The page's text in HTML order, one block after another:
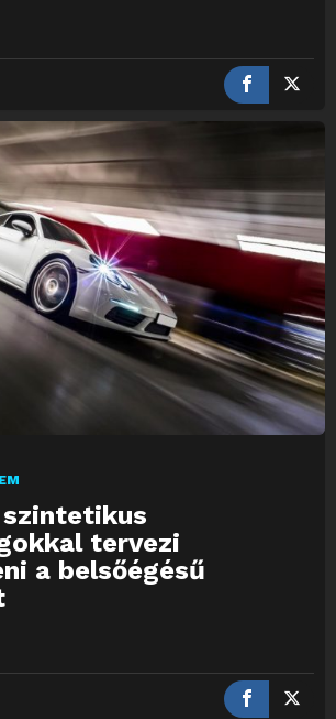
szintetikus
tervezi
a belsőégésű